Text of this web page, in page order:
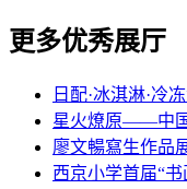
更多优秀展厅
日配·冰淇淋·冷
星火燎原——中
廖文暢寫生作品
西京小学首届“